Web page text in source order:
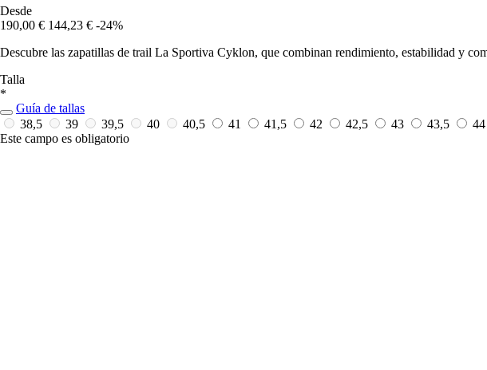
Desde
190,00 € 144,23 € -24%
Descubre las zapatillas de trail La Sportiva Cyklon, que combinan rendimiento, estabilidad y
Talla
*
Guía de tallas
38,5
39 39,5 40 40,5 41 41,5 42 42,5 43 43,5 44
Este campo es obligatorio